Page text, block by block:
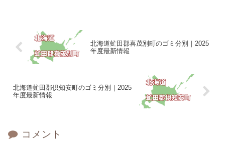
北海道虻田郡喜茂別町のゴミ分別｜2025
年度最新情報
北海道虻田郡倶知安町のゴミ分別｜2025
年度最新情報
コメント